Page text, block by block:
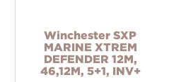
Winchester SXP
MARINE XTREM
DEFENDER 12M,
46,12M, 5+1, INV+